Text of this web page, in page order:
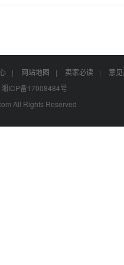
| 网站地图 | 卖家必读 |
意
ICP备17008484号
All Rights Reserved